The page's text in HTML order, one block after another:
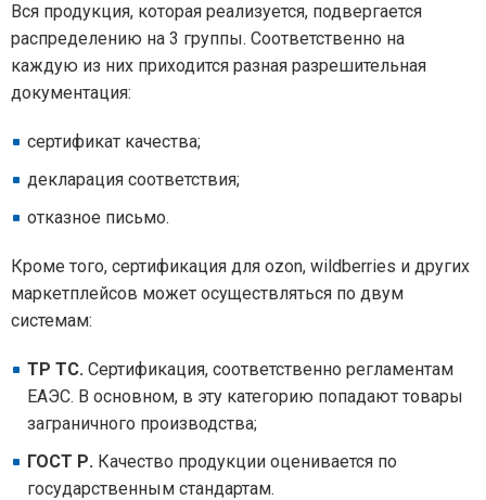
Вся продукция, которая реализуется, подвергается
распределению на 3 группы. Соответственно на
каждую из них приходится разная разрешительная
документация:
сертификат качества;
декларация соответствия;
отказное письмо.
Кроме того, сертификация для ozon, wildberries и других
маркетплейсов может осуществляться по двум
системам:
ТР ТС. Сертификация, соответственно регламентам
ЕАЭС. В основном, в эту категорию попадают товары
заграничного производства;
ГОСТ Р. Качество продукции оценивается по
государственным стандартам.